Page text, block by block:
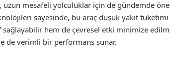
uzun mesafeli yolculuklar için de gündemde
sayesinde, bu araç düşük yakıt
sağlayabilir hem de çevresel etki minimize
de verimli bir performans sunar.